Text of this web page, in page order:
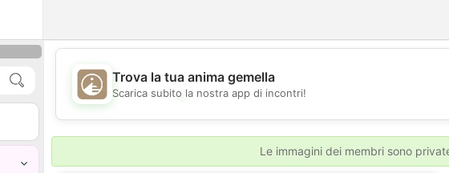
💖
💕
Trova la tua anima gemella
Scarica subito la nostra app di incontri!
Le immagini dei membri sono